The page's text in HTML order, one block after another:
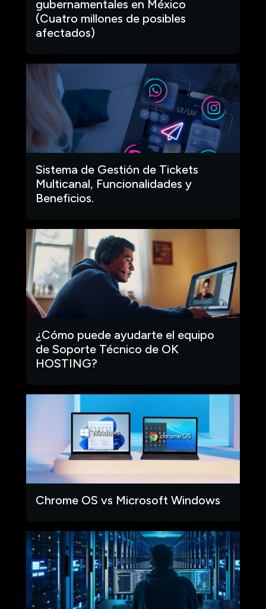
gubernamentales en México
(Cuatro millones de posibles
afectados)
Sistema de Gestión de Tickets
Multicanal, Funcionalidades y
Beneficios.
¿Cómo puede ayudarte el equipo
de Soporte Técnico de OK
HOSTING?
Chrome OS vs Microsoft Windows